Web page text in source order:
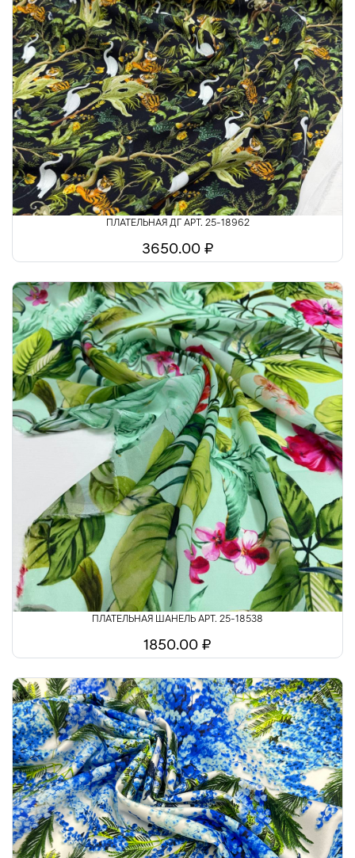
ПЛАТЕЛЬНАЯ ДГ АРТ. 25-18962
3650.00 ₽
ПЛАТЕЛЬНАЯ ШАНЕЛЬ АРТ. 25-18538
1850.00 ₽